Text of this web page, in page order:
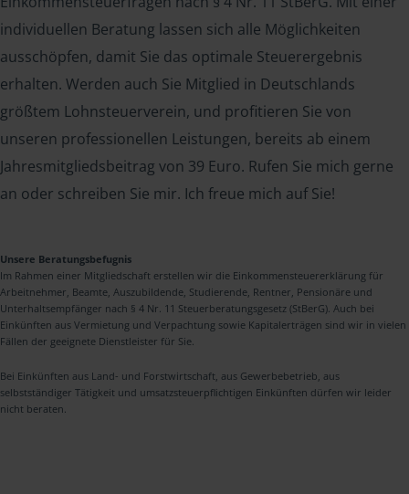
individuellen Beratung lassen sich alle Möglichkeiten
ausschöpfen, damit Sie das optimale Steuerergebnis
erhalten. Werden auch Sie Mitglied in Deutschlands
größtem Lohnsteuerverein, und profitieren Sie von
unseren professionellen Leistungen, bereits ab einem
Jahresmitgliedsbeitrag von 39 Euro. Rufen Sie mich gerne
an oder schreiben Sie mir. Ich freue mich auf Sie!
Unsere Beratungsbefugnis
Im Rahmen einer Mitgliedschaft erstellen wir die Einkommensteuererklärung für
Arbeitnehmer, Beamte, Auszubildende, Studierende, Rentner, Pensionäre und
Unterhaltsempfänger nach § 4 Nr. 11 Steuerberatungsgesetz (StBerG). Auch bei
Einkünften aus Vermietung und Verpachtung sowie Kapitalerträgen sind wir in vielen
Fällen der geeignete Dienstleister für Sie.
Bei Einkünften aus Land- und Forstwirtschaft, aus Gewerbebetrieb, aus
selbstständiger Tätigkeit und umsatzsteuerpflichtigen Einkünften dürfen wir leider
nicht beraten.